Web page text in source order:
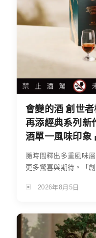
會變的酒 創世
再添經典系列新
酒單一風味印象
隨時間釋出多重風味
更多驚喜與期待。「
2026年8月5日